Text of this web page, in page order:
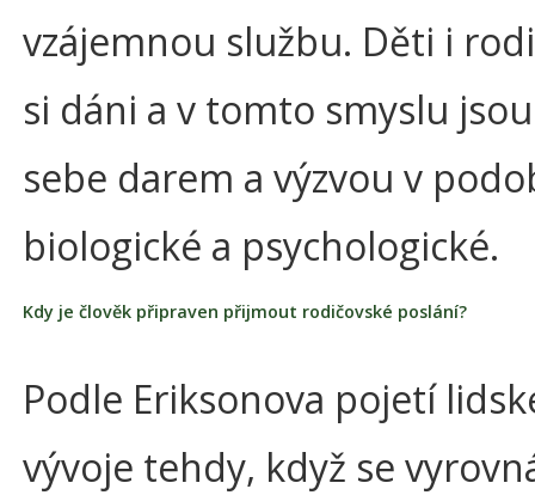
vzájemnou službu. Děti i
si dáni a v tomto smyslu
sebe darem a výzvou v
biologické a psychologické.
Kdy je člověk připraven přijmout rodičovské poslání?
Podle Eriksonova pojetí
vývoje tehdy, když se